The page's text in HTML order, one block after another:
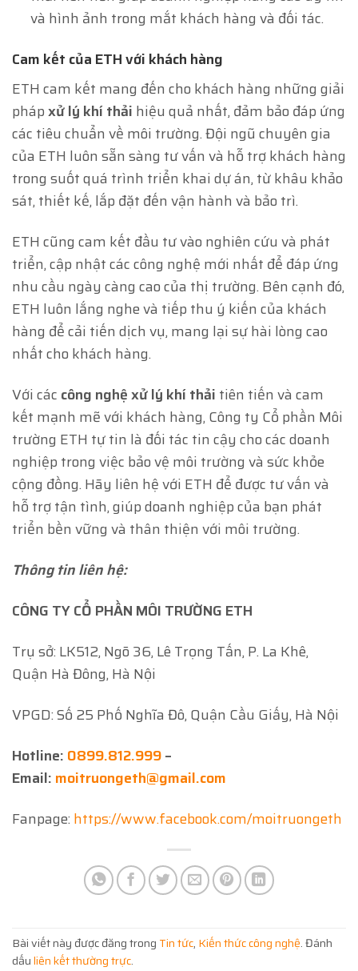
và hình ảnh trong mắt khách hàng và đối tác.
Cam kết của ETH với khách hàng
ETH cam kết mang đến cho khách hàng những giải
phápxử lý khí thải hiệu quả nhất, đảm bảo đáp ứng
các tiêu chuẩn về môi trường. Đội ngũ chuyên gia
của ETH luôn sẵn sàng tư vấn và hỗ trợ khách hàng
trong suốt quá trình triển khai dự án, từ khâu khảo
sát, thiết kế, lắp đặt đến vận hành và bảo trì.
ETH cũng cam kết đầu tư vào nghiên cứu và phát
triển, cập nhật các công nghệ mới nhất để đáp ứng
nhu cầu ngày càng cao của thị trường. Bên cạnh đó,
ETH luôn lắng nghe và tiếp thu ý kiến của khách
hàng để cải tiến dịch vụ, mang lại sự hài lòng cao
nhất cho khách hàng.
Với các công nghệ xử lý khí thải tiên tiến và cam
kết mạnh mẽ với khách hàng, Công ty Cổ phần Môi
trường ETH tự tin là đối tác tin cậy cho các doanh
nghiệp trong việc bảo vệ môi trường và sức khỏe
cộng đồng. Hãy liên hệ với ETH để được tư vấn và
hỗ trợ tận tình, giúp doanh nghiệp của bạn phát
triển bền vững và thân thiện với môi trường.
Thông tin liên hệ:
CÔNG TY CỔ PHẦN MÔI TRƯỜNG ETH
Trụ sở: LK512, Ngõ 36, Lê Trọng Tấn, P. La Khê,
Quận Hà Đông, Hà Nội
VPGD: Số 25 Phố Nghĩa Đô, Quận Cầu Giấy, Hà Nội
Hotline: 0899.812.999–
Email: moitruongeth@gmail.com
Fanpage: https://www.facebook.com/moitruongeth
Bài viết này được đăng trong Tin tức, Kiến thức công nghệ. Đánh
dấuliên kết thường trực.